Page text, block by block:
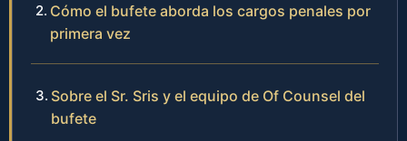
Cómo el bufete aborda los cargos penales por
primera vez
Sobre el Sr. Sris y el equipo de Of Counsel del
bufete